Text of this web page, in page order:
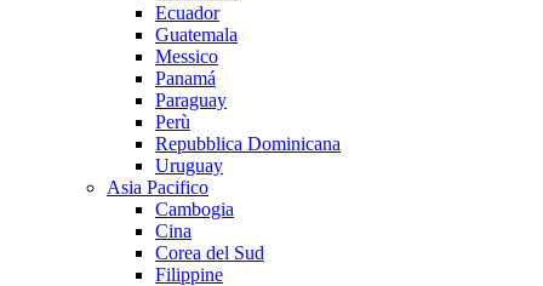
Ecuador
Guatemala
Messico
Panamá
Paraguay
Perù
Repubblica Dominicana
Uruguay
Asia Pacifico
Cambogia
Cina
Corea del Sud
Filippine